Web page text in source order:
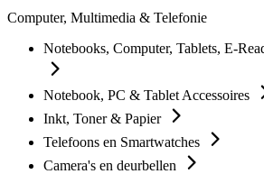
Computer, Multimedia & Telefonie
Notebooks, Computer, Tablets, E-
Notebook, PC & Tablet Accessoires
Inkt, Toner & Papier
Telefoons en Smartwatches
Camera's en deurbellen